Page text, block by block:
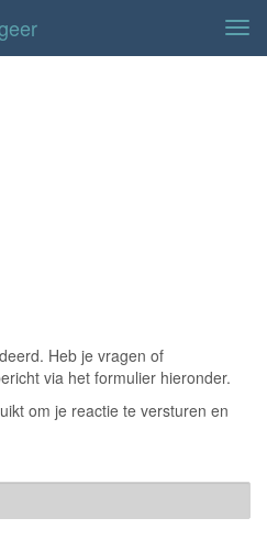
Heb je vragen of
via het formulier hieronder.
om je reactie te versturen en